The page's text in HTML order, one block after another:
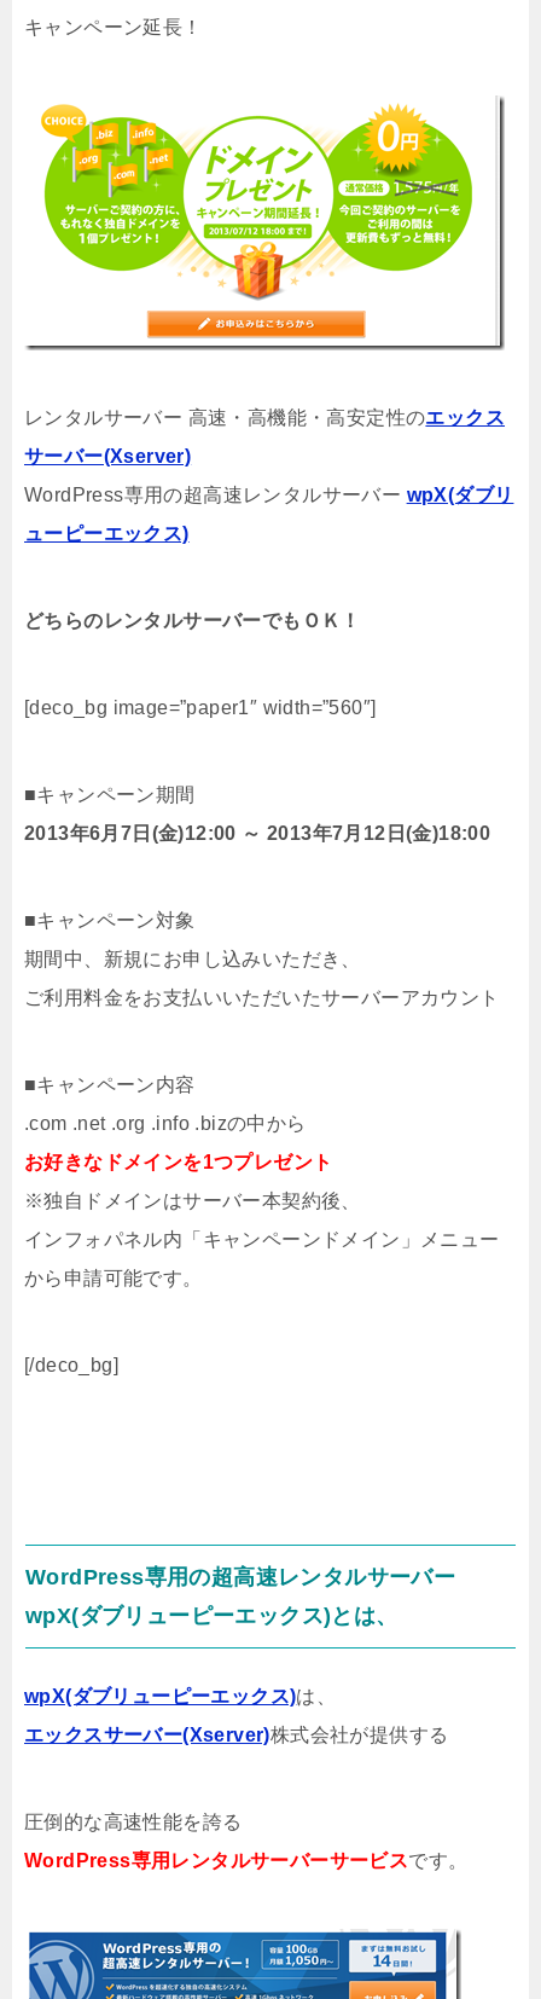
キャンペーン延長！
レンタルサーバー 高速・高機能・高安定性のエックス
サーバー(Xserver)
WordPress専用の超高速レンタルサーバー wpX(ダブリ
ューピーエックス)
どちらのレンタルサーバーでもＯＫ！
[deco_bg image=”paper1″ width=”560″]
■キャンペーン期間
2013年6月7日(金)12:00 ～ 2013年7月12日(金)18:00
■キャンペーン対象
期間中、新規にお申し込みいただき、
ご利用料金をお支払いいただいたサーバーアカウント
■キャンペーン内容
.com .net .org .info .bizの中から
お好きなドメインを1つプレゼント
※独自ドメインはサーバー本契約後、
インフォパネル内「キャンペーンドメイン」メニュー
から申請可能です。
[/deco_bg]
WordPress専用の超高速レンタルサーバー
wpX(ダブリューピーエックス)とは、
wpX(ダブリューピーエックス)は、
エックスサーバー(Xserver)株式会社が提供する
圧倒的な高速性能を誇る
WordPress専用レンタルサーバーサービスです。